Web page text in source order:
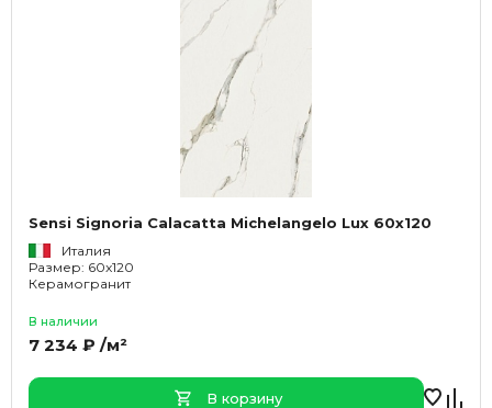
Sensi Signoria Calacatta Michelangelo Lux 60x120
Италия
Размер: 60x120
Керамогранит
В наличии
7 234 ₽ /м²
В корзину